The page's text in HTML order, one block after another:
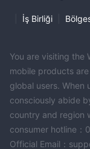
İş Birliği
You are visiting the
mobile products
global users. When
consciously abide
country and region
consumer hotline
Official Email：